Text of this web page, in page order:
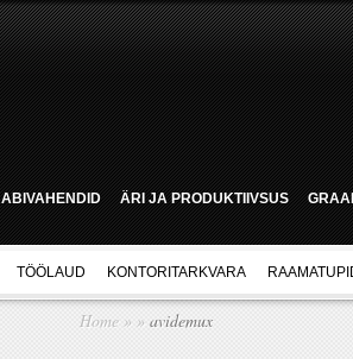
ABIVAHENDID ÄRI JA PRODUKTIIVSUS
TÖÖLAUD KONTORITARKVARA
Home » » avidemux